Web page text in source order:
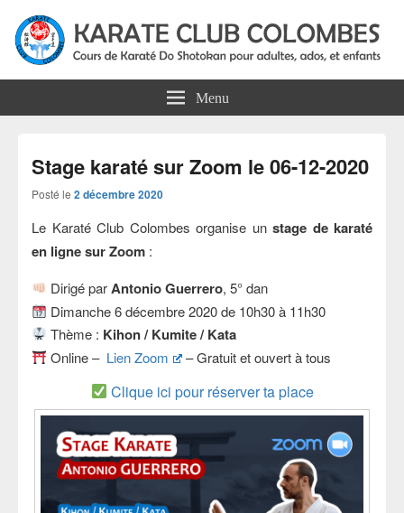
Karate Club Colombes
Menu
Stage karaté sur Zoom le 06-12-2020
Posté le 2 décembre 2020
Le Karaté Club Colombes organise un stage de karaté
en ligne sur Zoom :
Dirigé parAntonio Guerrero, 5° dan
Dimanche 6 décembre 2020 de 10h30 à 11h30
Thème : Kihon / Kumite / Kata
Online – Lien Zoom – Gratuit et ouvert à tous
Clique ici pour réserver ta place